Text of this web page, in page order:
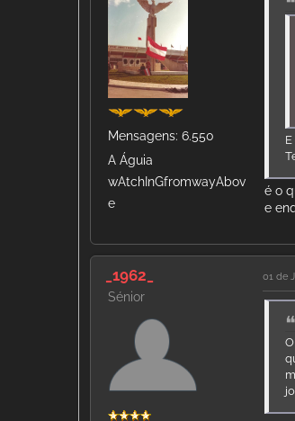
Mensagens: 6.550
A Águia
wAtchInGfromwayAbov
e
é o
e
_1962_
Sénior
01 de